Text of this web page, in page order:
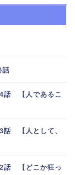
話
話 【人であるこ
話 【人として、
話 【どこか狂っ